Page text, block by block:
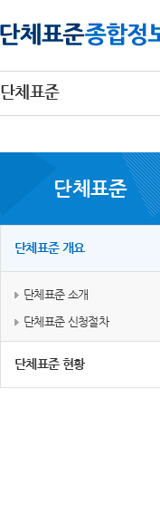
단체표준
단체표준
단체표준 개요
단체표준 소개
단체표준 신청절차
단체표준 현황